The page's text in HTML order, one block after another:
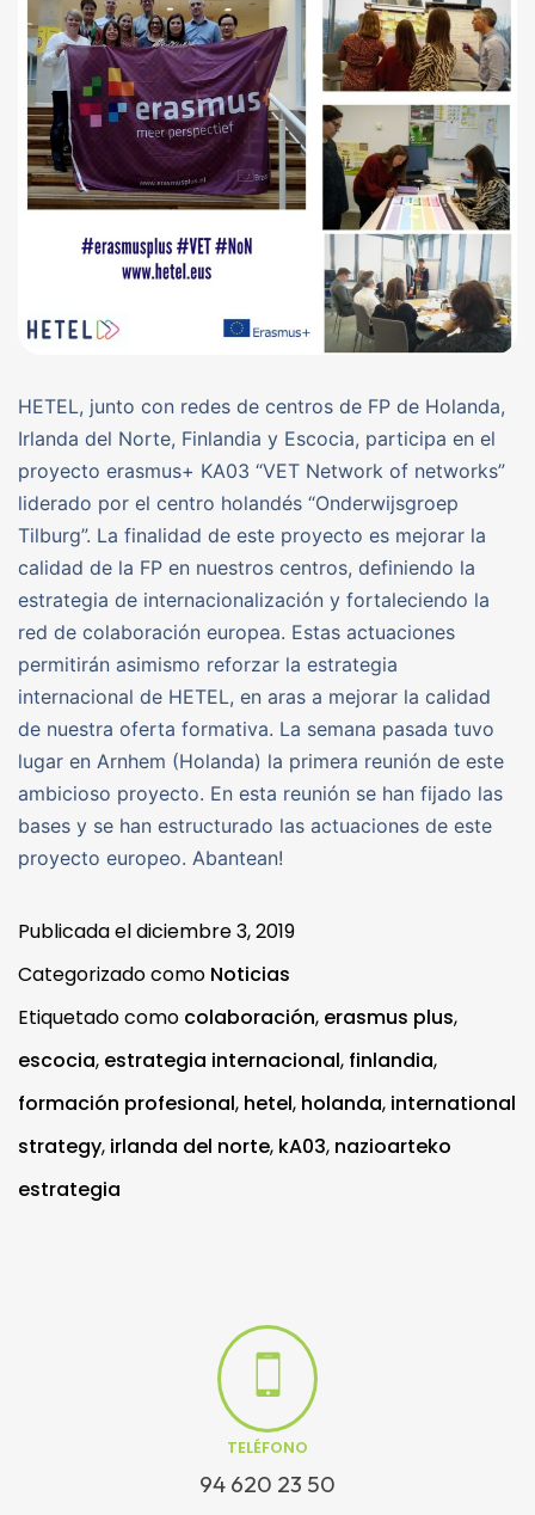
HETEL, junto con redes de centros de FP de Holanda,
Irlanda del Norte, Finlandia y Escocia, participa en el
proyecto erasmus+ KA03 “VET Network of networks”
liderado por el centro holandés “Onderwijsgroep
Tilburg”. La finalidad de este proyecto es mejorar la
calidad de la FP en nuestros centros, definiendo la
estrategia de internacionalización y fortaleciendo la
red de colaboración europea. Estas actuaciones
permitirán asimismo reforzar la estrategia
internacional de HETEL, en aras a mejorar la calidad
de nuestra oferta formativa. La semana pasada tuvo
lugar en Arnhem (Holanda) la primera reunión de este
ambicioso proyecto. En esta reunión se han fijado las
bases y se han estructurado las actuaciones de este
proyecto europeo. Abantean!
Publicada eldiciembre 3, 2019
Categorizado como Noticias
Etiquetado como colaboración, erasmus plus,
escocia, estrategia internacional, finlandia,
formación profesional, hetel, holanda, international
strategy, irlanda del norte, kA03, nazioarteko
estrategia
TELÉFONO
94 620 23 50